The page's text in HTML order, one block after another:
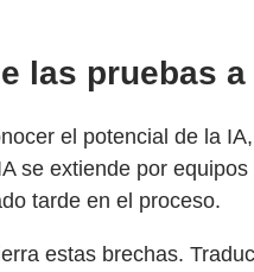
las pruebas
el potencial de la
se extiende por
tarde en el proceso.
estas brechas.